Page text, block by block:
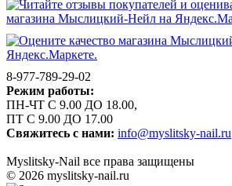
8-977-789-29-02
Режим работы:
ПН-ЧТ С 9.00 ДО 18.00,
ПТ С 9.00 ДО 17.00
Свяжитесь с нами: info@myslitsky-nail.ru
Myslitsky-Nail все права защищены
© 2026 myslitsky-nail.ru